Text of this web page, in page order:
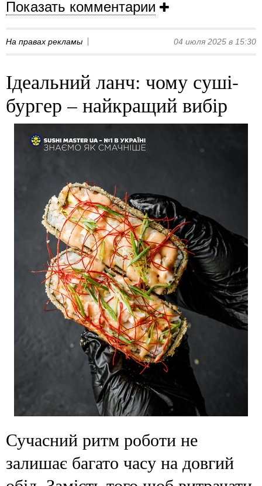
Показать комментарии
На правах рекламы 04 июля 2025 в 15:30
Ідеальний ланч: чому суші-
бургер – найкращий вибір
Сучасний ритм роботи не
залишає багато часу на довгий